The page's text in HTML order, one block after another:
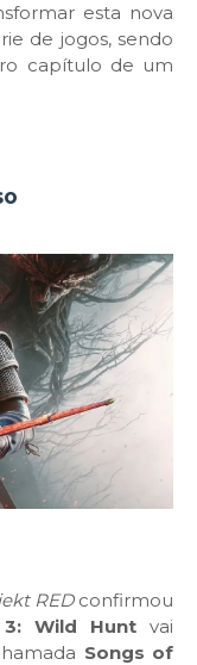
esta nova
de jogos, sendo
capítulo de um
REDconfirmou
Wild Huntvai
Songs of